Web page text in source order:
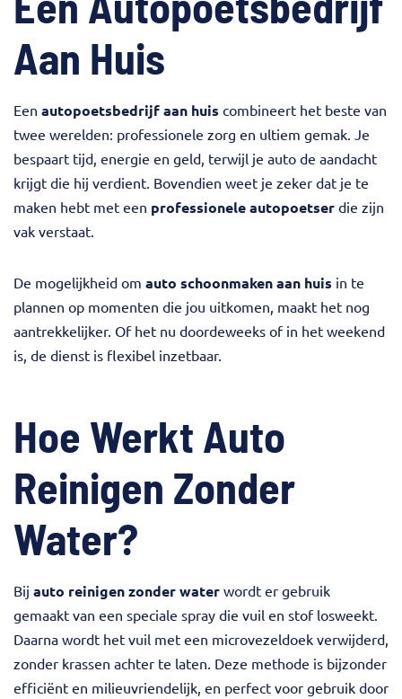
Aan Huis
Een autopoetsbedrijf aan huis combineert het beste van
twee werelden: professionele zorg en ultiem gemak. Je
bespaart tijd, energie en geld, terwijl je auto de aandacht
krijgt die hij verdient. Bovendien weet je zeker dat je te
maken hebt met een professionele autopoetser die zijn
vak verstaat.
De mogelijkheid om auto schoonmaken aan huis in te
plannen op momenten die jou uitkomen, maakt het nog
aantrekkelijker. Of het nu doordeweeks of in het weekend
is, de dienst is flexibel inzetbaar.
Hoe Werkt Auto
Reinigen Zonder
Water?
Bij auto reinigen zonder water wordt er gebruik
gemaakt van een speciale spray die vuil en stof losweekt.
Daarna wordt het vuil met een microvezeldoek verwijderd,
zonder krassen achter te laten. Deze methode is bijzonder
efficiënt en milieuvriendelijk, en perfect voor gebruik door